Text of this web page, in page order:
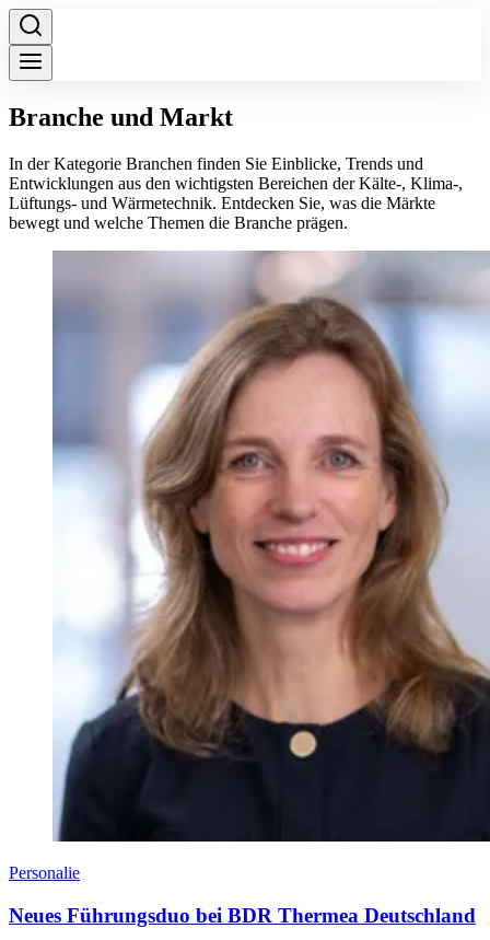
Branche und Markt
In der Kategorie Branchen finden Sie Einblicke, Trends und
Entwicklungen aus den wichtigsten Bereichen der Kälte-, Klima-,
Lüftungs- und Wärmetechnik. Entdecken Sie, was die Märkte
bewegt und welche Themen die Branche prägen.
Personalie
Neues Führungsduo bei BDR Thermea Deutschland